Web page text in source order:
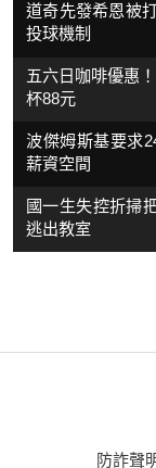
道奇先發希恩被
投球機制
五六日咖啡優惠
杯88元
波傑姆斯基要求
薪資空間
國一生失控折掃
逃出教室
防詐聲